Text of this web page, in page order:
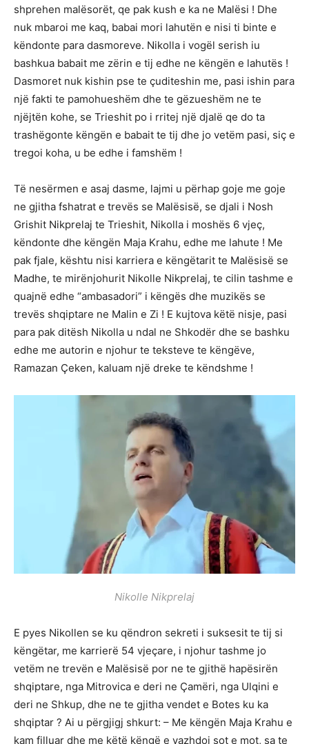
shprehen malësorët, qe pak kush e ka ne Malësi ! Dhe
nuk mbaroi me kaq, babai mori lahutën e nisi ti binte e
këndonte para dasmoreve. Nikolla i vogël serish iu
bashkua babait me zërin e tij edhe ne këngën e lahutës !
Dasmoret nuk kishin pse te çuditeshin me, pasi ishin para
një fakti te pamohueshëm dhe te gëzueshëm ne te
njëjtën kohe, se Trieshit po i rritej një djalë qe do ta
trashëgonte këngën e babait te tij dhe jo vetëm pasi, siç e
tregoi koha, u be edhe i famshëm !
Të nesërmen e asaj dasme, lajmi u përhap goje me goje
ne gjitha fshatrat e trevës se Malësisë, se djali i Nosh
Grishit Nikprelaj te Trieshit, Nikolla i moshës 6 vjeç,
këndonte dhe këngën Maja Krahu, edhe me lahute ! Me
pak fjale, kështu nisi karriera e këngëtarit te Malësisë se
Madhe, te mirënjohurit Nikolle Nikprelaj, te cilin tashme e
quajnë edhe “ambasadori” i këngës dhe muzikës se
trevës shqiptare ne Malin e Zi ! E kujtova këtë nisje, pasi
para pak ditësh Nikolla u ndal ne Shkodër dhe se bashku
edhe me autorin e njohur te teksteve te këngëve,
Ramazan Çeken, kaluam një dreke te këndshme !
Nikolle Nikprelaj
E pyes Nikollen se ku qëndron sekreti i suksesit te tij si
këngëtar, me karrierë 54 vjeçare, i njohur tashme jo
vetëm ne trevën e Malësisë por ne te gjithë hapësirën
shqiptare, nga Mitrovica e deri ne Çamëri, nga Ulqini e
deri ne Shkup, dhe ne te gjitha vendet e Botes ku ka
shqiptar ? Ai u përgjigj shkurt: – Me këngën Maja Krahu e
kam filluar dhe me këtë këngë e vazhdoi sot e mot, sa te